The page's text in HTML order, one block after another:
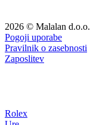
2026 © Malalan d.o.o.
Pogoji uporabe
Pravilnik o zasebnosti
Zaposlitev
Rolex